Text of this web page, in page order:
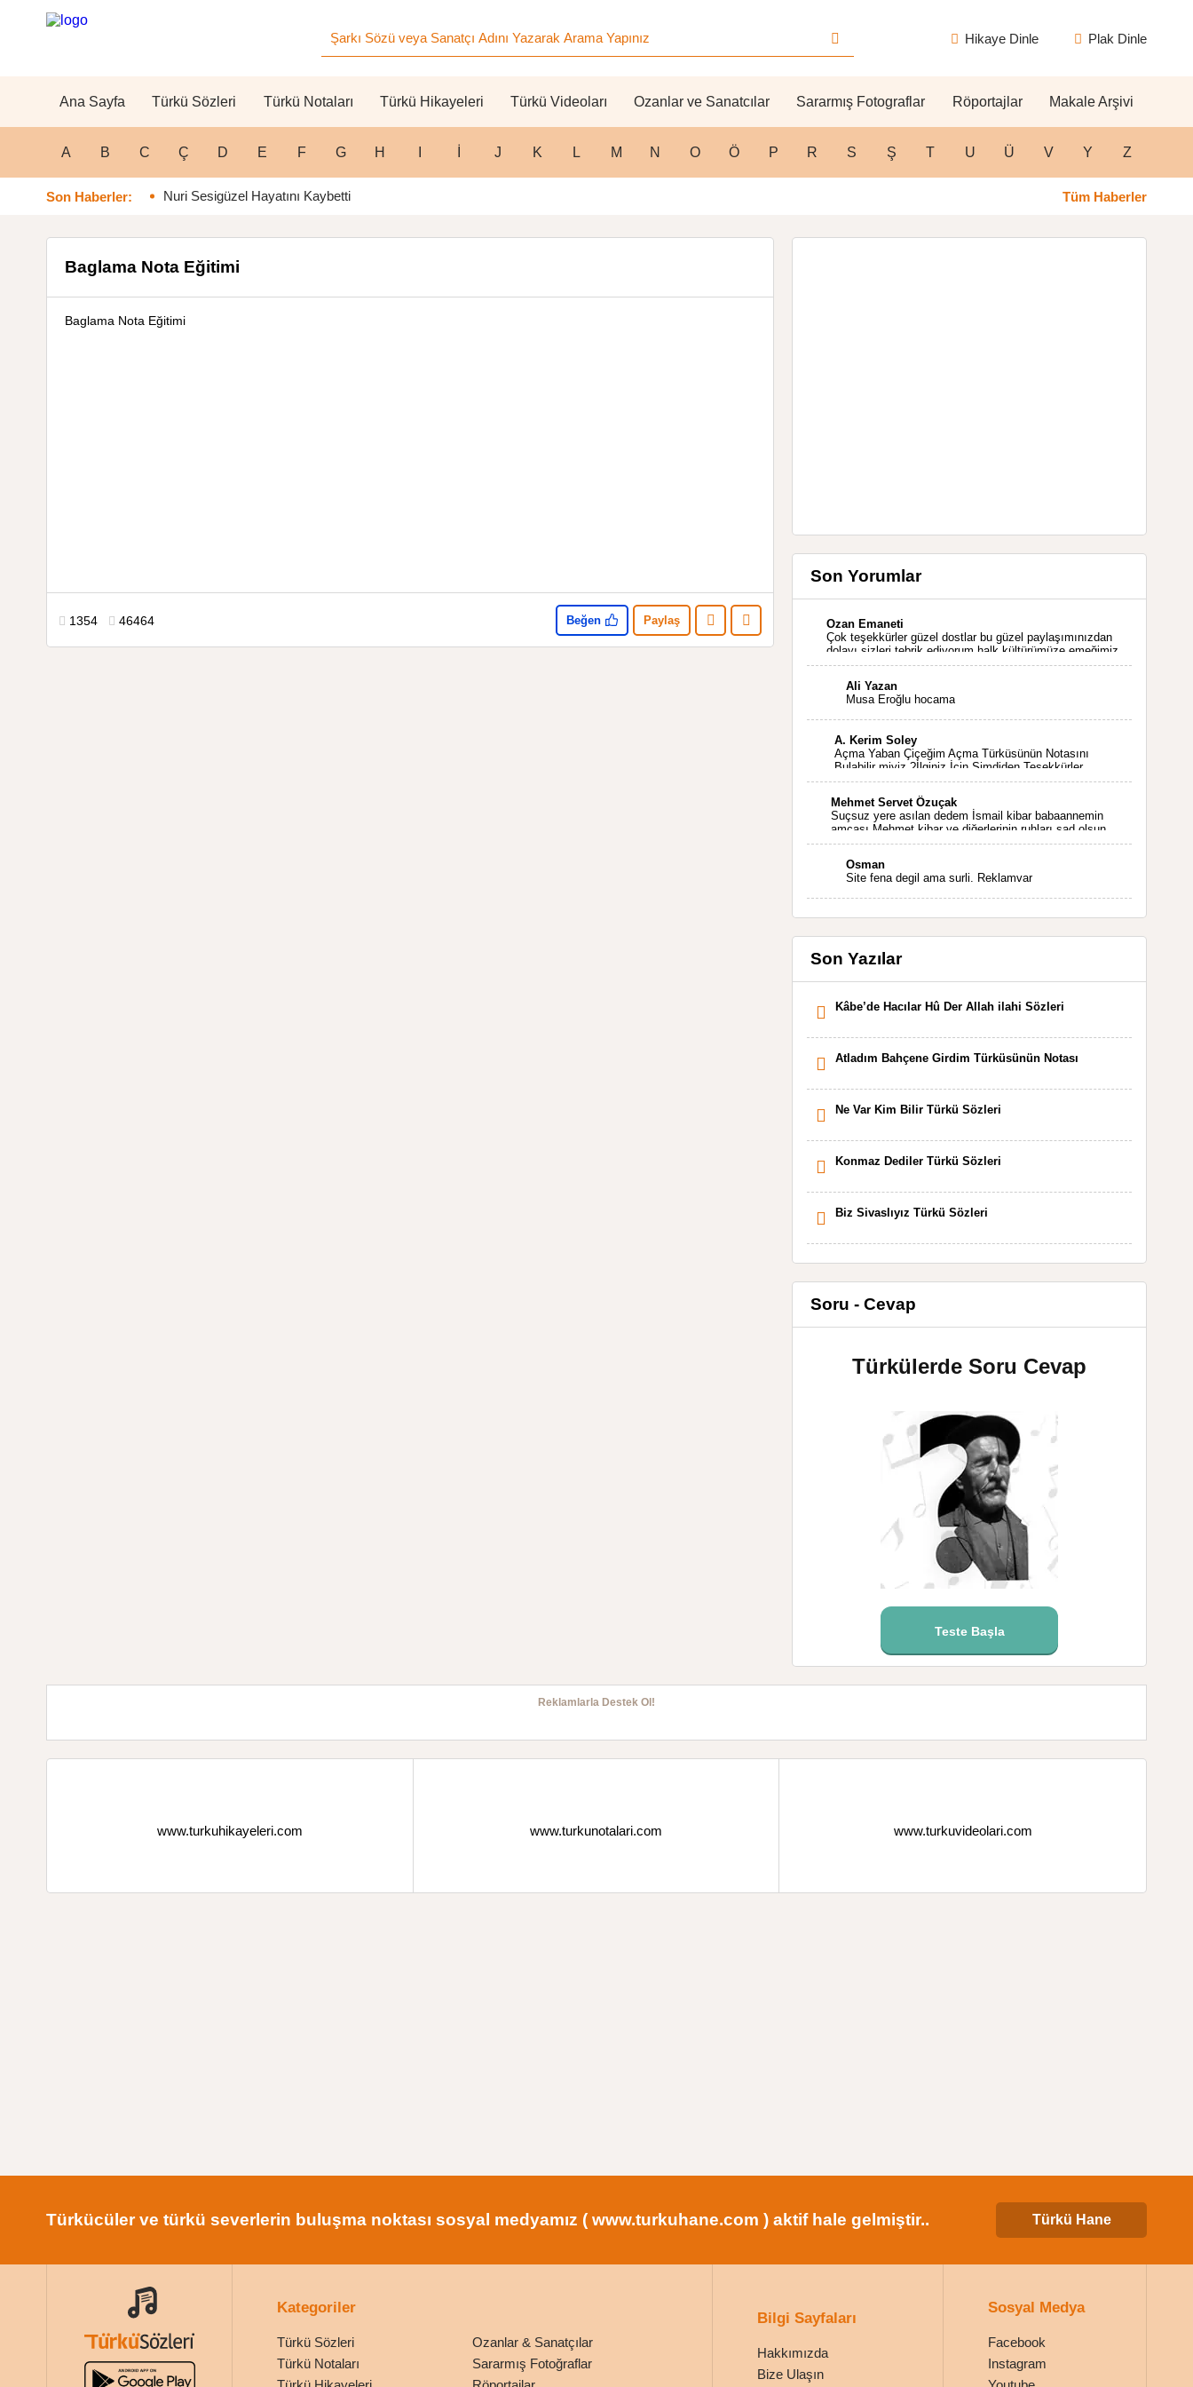
Hikaye Dinle Plak Dinle
Ana Sayfa Türkü Sözleri Türkü Notaları Türkü Hikayeleri Türkü Videoları Ozanlar ve Sanatcılar Sararmış Fotograflar Röportajlar Makale Arşivi
A B C Ç D E F G H J K L M N O Ö P R S Ş T U Ü V Y Z
Son Haberler: Nuri Sesigüzel Hayatını Kaybetti Tüm Haberler
Baglama Nota Eğitimi
Baglama Nota Eğitimi
1354 46464 Beğen Paylaş
Son Yorumlar
Ozan Emaneti
Çok teşekkürler güzel dostlar bu güzel paylaşımınızdan
dolayı sizleri tebrik ediyorum halk kültürümüze emeğimiz
geçti ise ne mutlu bizlere sizlerin sayesinde türkülerimiz
Ali Yazan
Musa Eroğlu hocama
A. Kerim Soley
Açma Yaban Çiçeğim Açma Türküsünün Notasını
Bulabilir miyiz ?İlginiz İçin Şimdiden Teşekkürler.
Mehmet Servet Özuçak
Suçsuz yere asılan dedem İsmail kibar babaannemin
amcası Mehmet kibar ve diğerlerinin ruhları şad olsun.
Kahrolsun Cemal paşa
Osman
Site fena degil ama surli. Reklamvar
Son Yazılar
Kâbe’de Hacılar Hû Der Allah ilahi Sözleri
Atladım Bahçene Girdim Türküsünün Notası
Ne Var Kim Bilir Türkü Sözleri
Konmaz Dediler Türkü Sözleri
Biz Sivaslıyız Türkü Sözleri
Soru - Cevap
Türkülerde Soru Cevap
Teste Başla
Reklamlarla Destek Ol!
www.turkuhikayeleri.com www.turkunotalari.com www.turkuvideolari.com
Türkücüler ve türkü severlerin buluşma noktası sosyal medyamız ( www.turkuhane.com ) aktif hale gelmiştir.. Türkü Hane
Kategoriler
Türkü Sözleri
Ozanlar & Sanatçılar
Türkü Notaları
Sararmış Fotoğraflar
Bilgi Sayfaları
Hakkımızda
Bize Ulaşın
Sosyal Medya
Facebook
Instagram